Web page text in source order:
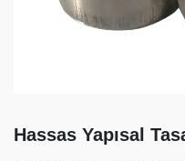
Hassas Yapısal